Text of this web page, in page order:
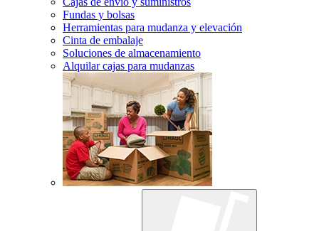
Fundas y bolsas
Herramientas para mudanza y elevación
Cinta de embalaje
Soluciones de almacenamiento
Alquilar cajas para mudanzas